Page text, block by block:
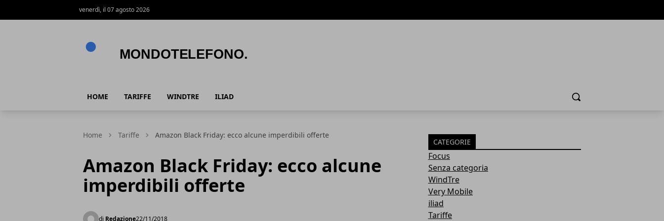
venerdì, il 07 agosto 2026
HOME TARIFFE WINDTRE ILIAD Cerca
Home Tariffe Amazon Black Friday: ecco alcune imperdibili offerte
Amazon Black Friday: ecco alcune
imperdibili offerte
di Redazione22/11/2018
CATEGORIE
Focus
Senza categoria
WindTre
Very Mobile
iliad
Tariffe